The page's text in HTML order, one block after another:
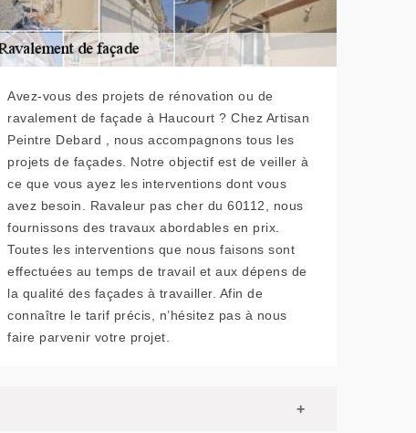
Avez-vous des projets de rénovation ou de
ravalement de façade à Haucourt ? Chez Artisan
Peintre Debard , nous accompagnons tous les
projets de façades. Notre objectif est de veiller à
ce que vous ayez les interventions dont vous
avez besoin. Ravaleur pas cher du 60112, nous
fournissons des travaux abordables en prix.
Toutes les interventions que nous faisons sont
effectuées au temps de travail et aux dépens de
la qualité des façades à travailler. Afin de
connaître le tarif précis, n’hésitez pas à nous
faire parvenir votre projet.